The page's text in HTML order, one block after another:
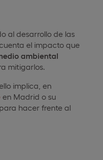
al desarrollo de las
el impacto que
ambiental
mitigarlos.
implica, en
en Madrid o su
hacer frente al